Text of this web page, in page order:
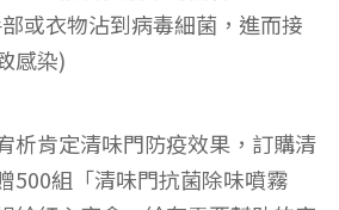
或衣物沾到病毒細菌，進而接
感染)
析肯定清味門防疫效果，訂購清
500組「清味門抗菌除味噴霧